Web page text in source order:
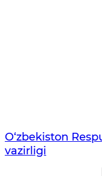
O‘zbekiston
vаzirligi